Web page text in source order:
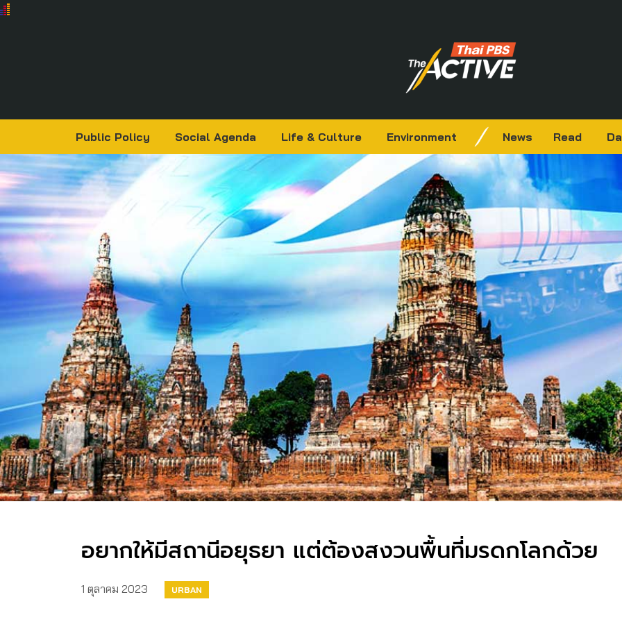
Public Policy Social Agenda Life & Culture Environment News Read
อยากให้มีสถานีอยุธยา แต่ต้องสงวนพื้นที่มรดกโลกด้วย
1 ตุลาคม 2023 URBAN